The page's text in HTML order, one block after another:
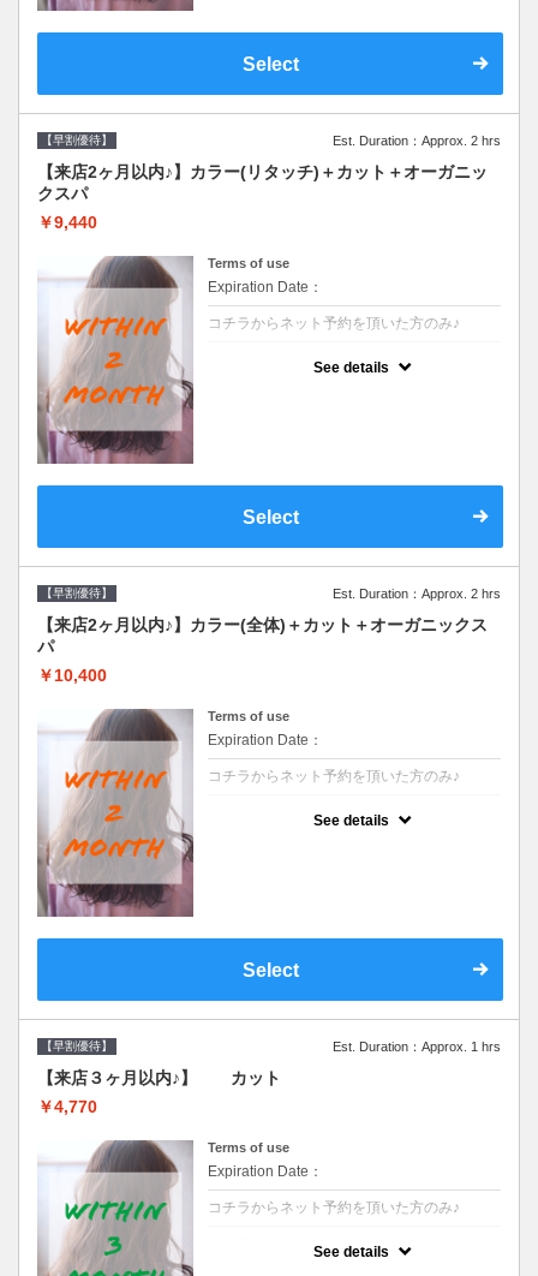
Select
【早割優待】 Est. Duration：Approx. 2 hrs
【来店2ヶ月以内♪】カラー(リタッチ)＋カット＋オーガニッ
クスパ
￥9,440
Terms of use
Expiration Date：
コチラからネット予約を頂いた方のみ♪
See details
Select
【早割優待】 Est. Duration：Approx. 2 hrs
【来店2ヶ月以内♪】カラー(全体)＋カット＋オーガニックス
パ
￥10,400
Terms of use
Expiration Date：
コチラからネット予約を頂いた方のみ♪
See details
Select
【早割優待】 Est. Duration：Approx. 1 hrs
【来店３ヶ月以内♪】 カット
￥4,770
Terms of use
Expiration Date：
コチラからネット予約を頂いた方のみ♪
See details